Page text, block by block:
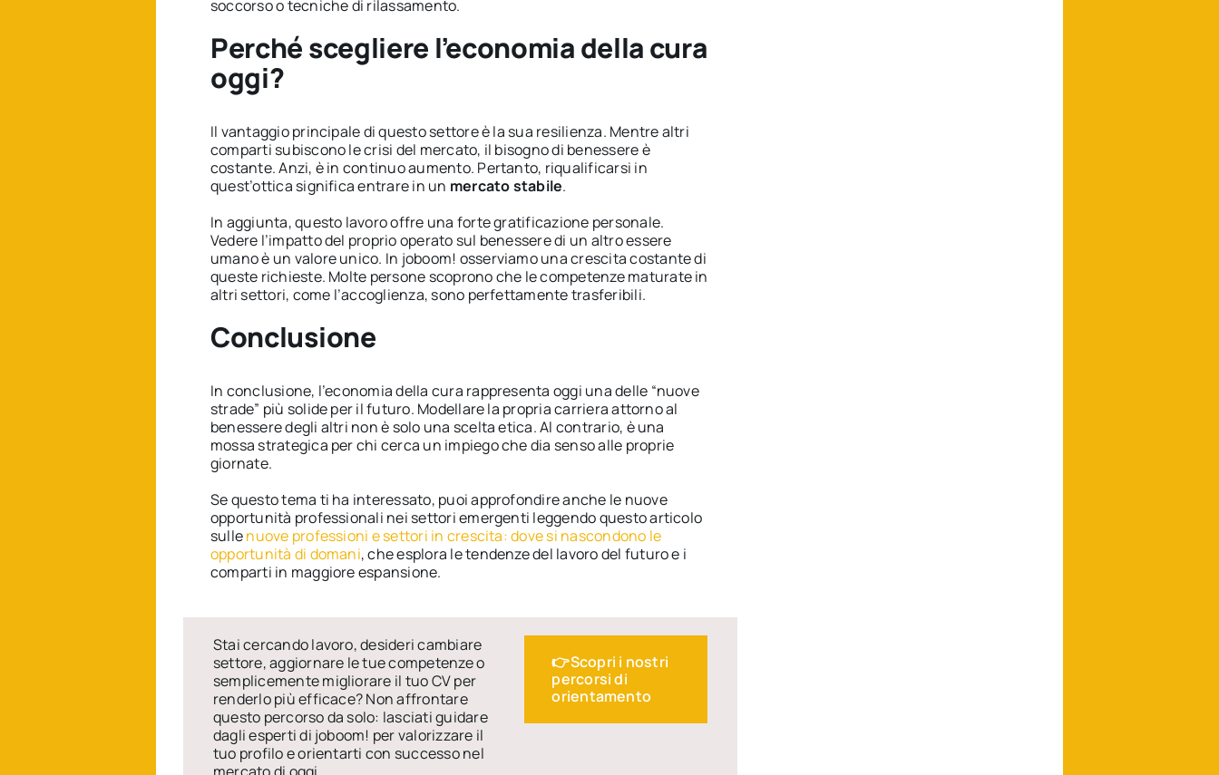
soccorso o tecniche di rilassamento.
Perché scegliere l’economia della cura
oggi?
Il vantaggio principale di questo settore è la sua resilienza. Mentre altri
comparti subiscono le crisi del mercato, il bisogno di benessere è
costante. Anzi, è in continuo aumento. Pertanto, riqualificarsi in
quest’ottica significa entrare in un mercato stabile.
In aggiunta, questo lavoro offre una forte gratificazione personale.
Vedere l’impatto del proprio operato sul benessere di un altro essere
umano è un valore unico. In joboom! osserviamo una crescita costante di
queste richieste. Molte persone scoprono che le competenze maturate in
altri settori, come l’accoglienza, sono perfettamente trasferibili.
Conclusione
In conclusione, l’economia della cura rappresenta oggi una delle “nuove
strade” più solide per il futuro. Modellare la propria carriera attorno al
benessere degli altri non è solo una scelta etica. Al contrario, è una
mossa strategica per chi cerca un impiego che dia senso alle proprie
giornate.
Se questo tema ti ha interessato, puoi approfondire anche le nuove
opportunità professionali nei settori emergenti leggendo questo articolo
sullenuove professioni e settori in crescita: dove si nascondono le
opportunità di domani, che esplora le tendenze del lavoro del futuro e i
comparti in maggiore espansione.
Stai cercando lavoro, desideri cambiare
settore, aggiornare le tue competenze o
semplicemente migliorare il tuo CV per
renderlo più efficace? Non affrontare
questo percorso da solo: lasciati guidare
dagli esperti di joboom! per valorizzare il
tuo profilo e orientarti con successo nel
👉Scopri i nostri
percorsi di
orientamento